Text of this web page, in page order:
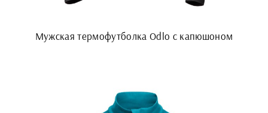
Мужская термофутболка Odlo с капюшоном